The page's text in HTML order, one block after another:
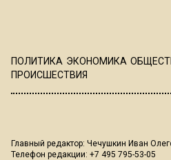
ПОЛИТИКА ЭКОНОМИКА
ПРОИСШЕСТВИЯ
Главный редактор: Чечушкин Иван
Телефон редакции: +7 495 795-53-05